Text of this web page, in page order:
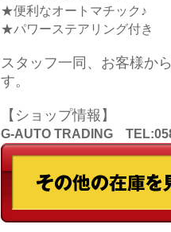
★便利なオートマチック♪
★パワーステアリング付き
スタッフ一同、お客様か
す。
【ショップ情報】
G-AUTO TRADING